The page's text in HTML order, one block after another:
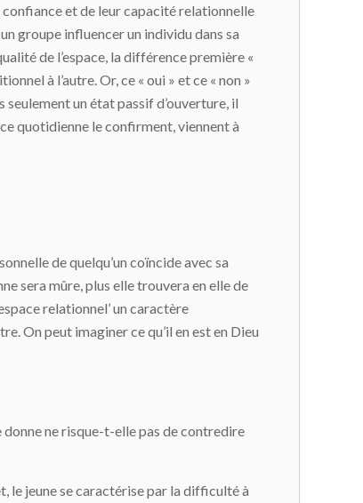
et de leur capacité relationnelle
groupe influencer un individu dans sa
de l’espace, la différence première «
à l’autre. Or, ce « oui » et ce « non »
un état passif d’ouverture, il
quotidienne le confirment, viennent à
de quelqu’un coïncide avec sa
sera mûre, plus elle trouvera en elle de
relationnel’ un caractère
On peut imaginer ce qu’il en est en Dieu
donne ne risque-t-elle pas de contredire
le jeune se caractérise par la difficulté à